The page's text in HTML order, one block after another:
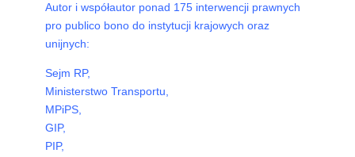
Autor i współautor ponad 175 interwencji prawnych
pro publico bono do instytucji krajowych oraz
unijnych:
Sejm RP,
Ministerstwo Transportu,
MPiPS,
GIP,
PIP,